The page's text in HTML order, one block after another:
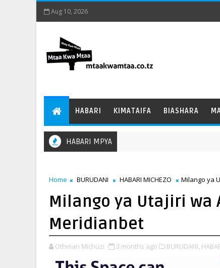
Aug 10, 2026
HABARI KIMATAIFA BIASHARA
HABARI MPYA
Home BURUDANI HABARI MICHEZO Milango ya
Milango ya Utajiri wa
Meridianbet
Othman Michuzi 3 months ago BURUDANI,